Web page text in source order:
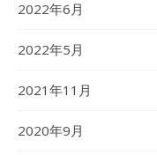
2022年6月
2022年5月
2021年11月
2020年9月